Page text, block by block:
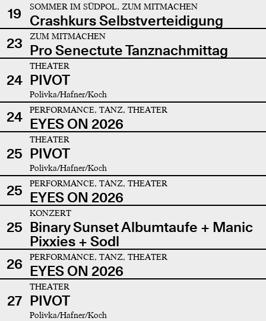
19 SOMMER IM SÜDPOL, ZUM MITMACHEN
Crashkurs Selbstverteidigung
23
ZUM MITMACHEN
Pro Senectute Tanznachmittag
24
THEATER
PIVOT
Polivka/Hafner/Koch
24 PERFORMANCE, TANZ, THEATER
EYES ON 2026
25
THEATER
PIVOT
Polivka/Hafner/Koch
25 PERFORMANCE, TANZ, THEATER
EYES ON 2026
25
KONZERT
Binary Sunset Albumtaufe + Manic
Pixxies + Sodl
26
PERFORMANCE, TANZ, THEATER
EYES ON 2026
27
THEATER
PIVOT
Polivka/Hafner/Koch